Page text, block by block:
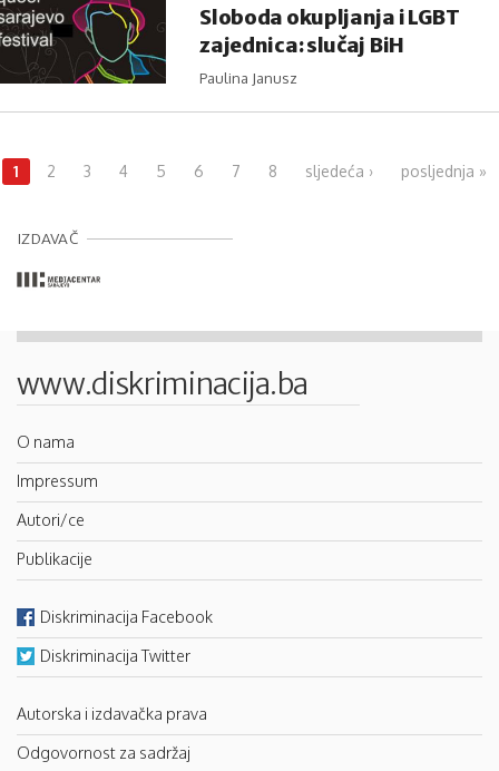
Sloboda okupljanja i LGBT
zajednica: slučaj BiH
Paulina Janusz
Pages
1 2 3 4 5 6 7 8 sljedeća › posljednja »
IZDAVAČ
www.diskriminacija.ba
O nama
Impressum
Autori/ce
Publikacije
Diskriminacija Facebook
Diskriminacija Twitter
Autorska i izdavačka prava
Odgovornost za sadržaj